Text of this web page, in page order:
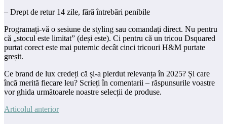
– Drept de retur 14 zile, fără întrebări penibile
Programați-vă o sesiune de styling sau comandați direct. Nu pentru
că „stocul este limitat” (deși este). Ci pentru că un tricou Dsquared
purtat corect este mai puternic decât cinci tricouri H&M purtate
greșit.
Ce brand de lux credeți că și-a pierdut relevanța în 2025? Și care
încă merită fiecare leu? Scrieți în comentarii – răspunsurile voastre
vor ghida următoarele noastre selecții de produse.
Articolul anterior